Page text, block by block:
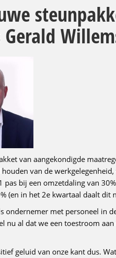
van aangekondigde
van de
pas bij een omzetdaling van
(en in het 2e kwartaal daalt dit
ondernemer met personeel in
nu al dat we een toestroom
geluid van onze kant dus.